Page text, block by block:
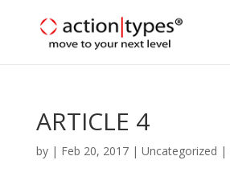
ARTICLE 4
by | Feb 20, 2017| Uncategorized |